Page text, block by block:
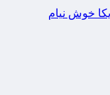
خوش نیام